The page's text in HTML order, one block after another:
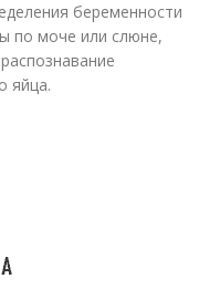
беременности
по моче или слюне,
яйца.